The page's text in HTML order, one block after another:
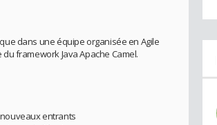
dans une équipe organisée en Agile
framework Java Apache Camel.
entrants